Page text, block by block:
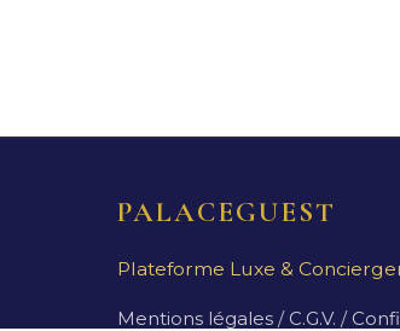
PALACEGUEST
Plateforme Luxe &
Mentions légales / C.G.V. /